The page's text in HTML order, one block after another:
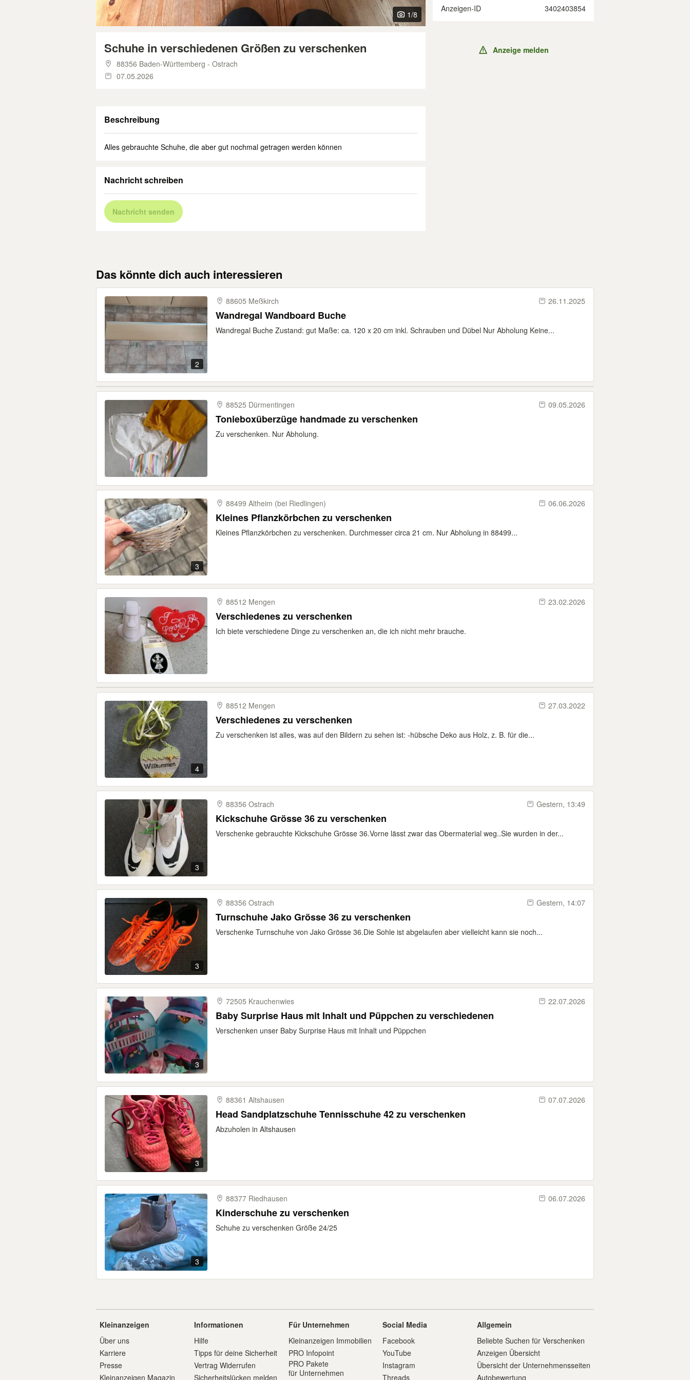
1/8
Schuhe in verschiedenen Größen zu verschenken
88356 Baden-Württemberg - Ostrach
07.05.2026
Beschreibung
Alles gebrauchte Schuhe, die aber gut nochmal getragen werden können
Nachricht schreiben
Nachricht senden
Anzeigen-ID 3402403854
Anzeige melden
Das könnte dich auch interessieren
2
88605 Meßkirch 26.11.2025
Wandregal Wandboard Buche
Wandregal Buche Zustand: gut Maße: ca. 120 x 20 cm inkl. Schrauben und Dübel Nur Abholung Keine...
88525 Dürmentingen 09.05.2026
Tonieboxüberzüge handmade zu verschenken
Zu verschenken. Nur Abholung.
3
88499 Altheim (bei Riedlingen) 06.06.2026
Kleines Pflanzkörbchen zu verschenken
Kleines Pflanzkörbchen zu verschenken. Durchmesser circa 21 cm. Nur Abholung in 88499...
88512 Mengen 23.02.2026
Verschiedenes zu verschenken
Ich biete verschiedene Dinge zu verschenken an, die ich nicht mehr brauche.
4
88512 Mengen 27.03.2022
Verschiedenes zu verschenken
Zu verschenken ist alles, was auf den Bildern zu sehen ist: -hübsche Deko aus Holz, z. B. für die...
3
88356 Ostrach Gestern, 13:49
Kickschuhe Grösse 36 zu verschenken
Verschenke gebrauchte Kickschuhe Grösse 36.Vorne lässt zwar das Obermaterial weg..Sie wurden in der...
3
88356 Ostrach Gestern, 14:07
Turnschuhe Jako Grösse 36 zu verschenken
Verschenke Turnschuhe von Jako Grösse 36.Die Sohle ist abgelaufen aber vielleicht kann sie noch...
3
72505 Krauchenwies 22.07.2026
Baby Surprise Haus mit Inhalt und Püppchen zu verschiedenen
Verschenken unser Baby Surprise Haus mit Inhalt und Püppchen
3
88361 Altshausen 07.07.2026
Head Sandplatzschuhe Tennisschuhe 42 zu verschenken
Abzuholen in Altshausen
3
88377 Riedhausen 06.07.2026
Kinderschuhe zu verschenken
Schuhe zu verschenken Größe 24/25
Kleinanzeigen
Über uns
Karriere
Presse
Kleinanzeigen Magazin
Informationen
Hilfe
Tipps für deine Sicherheit
Vertrag Widerrufen
Sicherheitslücken melden
Für Unternehmen
Kleinanzeigen Immobilien
PRO Infopoint
PRO Pakete
für Unternehmen
Social Media
Facebook
YouTube
Instagram
Threads
Allgemein
Beliebte Suchen für Verschenken
Anzeigen Übersicht
Übersicht der Unternehmensseiten
Autobewertung